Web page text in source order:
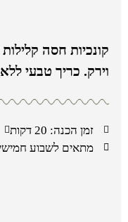
קונכיות חסה
וירק. כריך טבעי
זמן הכנה: 20 דקות
מתאים לשבוע